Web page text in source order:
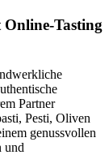
Online-Tasting
Partner
Pesti, Oliven
genussvollen
und